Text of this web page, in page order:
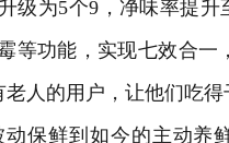
级为5个9，净味率提升
等功能，实现七效合一
人的用户，让他们吃得
鲜到如今的主动养